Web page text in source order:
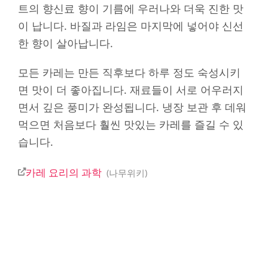
트의 향신료 향이 기름에 우러나와 더욱 진한 맛
이 납니다. 바질과 라임은 마지막에 넣어야 신선
한 향이 살아납니다.
모든 카레는 만든 직후보다 하루 정도 숙성시키
면 맛이 더 좋아집니다. 재료들이 서로 어우러지
면서 깊은 풍미가 완성됩니다. 냉장 보관 후 데워
먹으면 처음보다 훨씬 맛있는 카레를 즐길 수 있
습니다.
카레 요리의 과학 나무위키